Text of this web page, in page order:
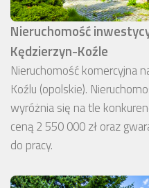
Nieruchomość
Kędzierzyn-Koźle
Nieruchomość komercyjna
Koźlu (opolskie).
wyróżnia się na tle
ceną 2 550 000 zł oraz
do pracy.